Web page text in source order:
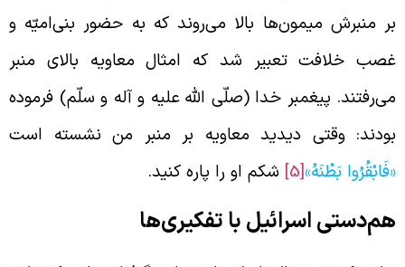
منبرش میمون‌ها بالا می‌روند که به حضور بنی‌امیّه و
خلافت تعبیر شد که امثال معاویه بالای منبر
پیغمبر خدا (صلّی الله علیه و آله و سلّم) فرموده
وقتی دیدید معاویه بر منبر من نشسته است
بَطْنَهُ»[5] شکم او را پاره کنید.
اسرائیل با تفکیری‌ها